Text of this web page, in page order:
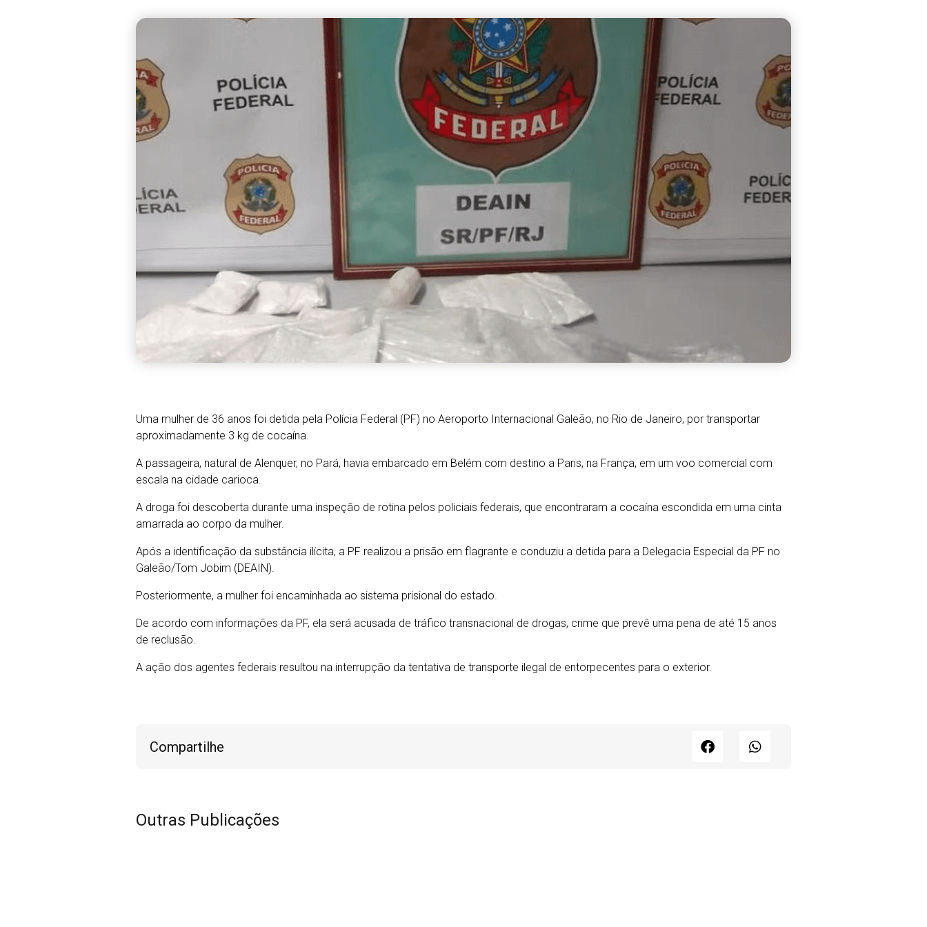
Uma mulher de 36 anos foi detida pela Polícia Federal (PF) no Aeroporto Internacional Galeão, no Rio de Janeiro, por transportar
aproximadamente 3 kg de cocaína.
A passageira, natural de Alenquer, no Pará, havia embarcado em Belém com destino a Paris, na França, em um voo comercial com
escala na cidade carioca.
A droga foi descoberta durante uma inspeção de rotina pelos policiais federais, que encontraram a cocaína escondida em uma cinta
amarrada ao corpo da mulher.
Após a identificação da substância ilícita, a PF realizou a prisão em flagrante e conduziu a detida para a Delegacia Especial da PF no
Galeão/Tom Jobim (DEAIN).
Posteriormente, a mulher foi encaminhada ao sistema prisional do estado.
De acordo com informações da PF, ela será acusada de tráfico transnacional de drogas, crime que prevê uma pena de até 15 anos
de reclusão.
A ação dos agentes federais resultou na interrupção da tentativa de transporte ilegal de entorpecentes para o exterior.
Compartilhe
Outras Publicações